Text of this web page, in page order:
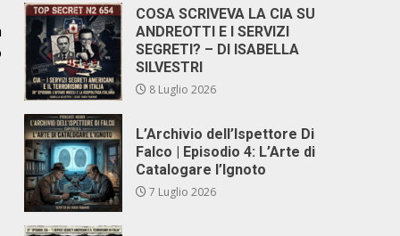
COSA SCRIVEVA LA CIA SU
ANDREOTTI E I SERVIZI
SEGRETI? – DI ISABELLA
SILVESTRI
8 Luglio 2026
L’Archivio dell’Ispettore Di
Falco | Episodio 4: L’Arte di
Catalogare l’Ignoto
7 Luglio 2026